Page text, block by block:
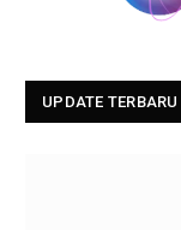
UPDATE TERBARU